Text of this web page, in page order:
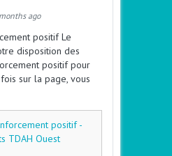
ago
positif Le
disposition des
positif pour
sur la page, vous
positif -
TDAH Ouest